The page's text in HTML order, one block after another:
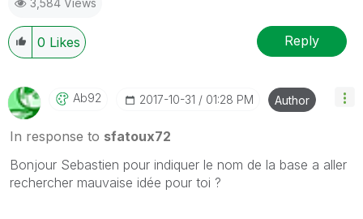
0 Likes Reply
Ab92 ‎2017-10-31 01:28 PM Author
In response to sfatoux72
Bonjour Sebastien pour indiquer le nom de la base a aller
rechercher mauvaise idée pour toi ?